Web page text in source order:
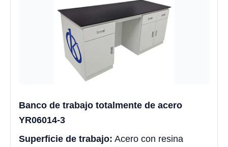
Banco de trabajo totalmente de acero
YR06014-3
Superficie de trabajo: Acero con resina